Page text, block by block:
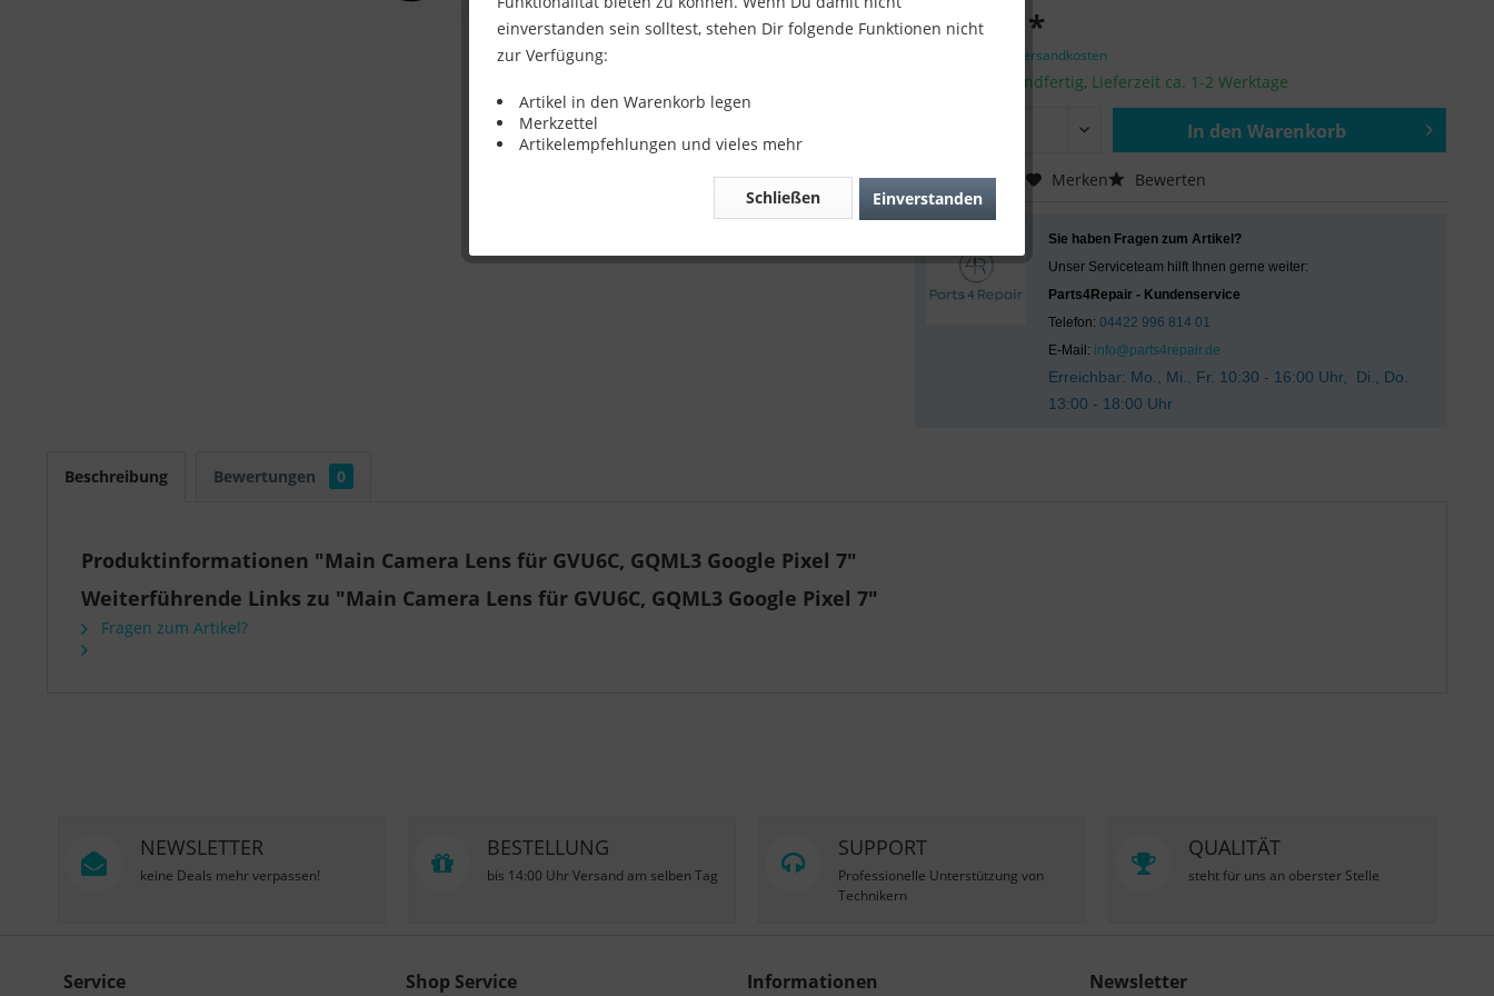
10,90 € *
zzgl. Versandkosten
Sofort versandfertig, Lieferzeit ca. 1-2 Werktage
In den Warenkorb
Vergleichen Merken Bewerten
Sie haben Fragen zum Artikel?
Unser Serviceteam hilft Ihnen gerne weiter:
Parts4Repair - Kundenservice
Telefon:04422 996 814 01
E-Mail: info@parts4repair.de
Erreichbar: Mo., Mi., Fr. 10:30 - 16:00 Uhr, Di., Do.
13:00 - 18:00 Uhr
Beschreibung Bewertungen 0
Produktinformationen "Main Camera Lens für GVU6C, GQML3 Google Pixel 7"
Weiterführende Links zu "Main Camera Lens für GVU6C, GQML3 Google Pixel 7"
Fragen zum Artikel?
NEWSLETTER
keine Deals mehr verpassen!
BESTELLUNG
bis 14:00 Uhr Versand am selben Tag
SUPPORT
Professionelle Unterstützung von
Technikern
QUALITÄT
steht für uns an oberster Stelle
Service Shop Service Informationen Newsletter
einverstanden sein solltest, stehen Dir folgende Funktionen nicht
zur Verfügung:
Artikel in den Warenkorb legen
Merkzettel
Artikelempfehlungen und vieles mehr
Einverstanden
Schließen